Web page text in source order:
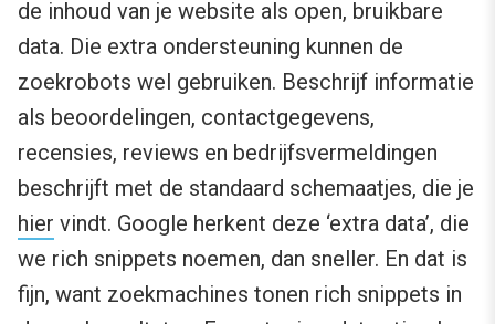
de inhoud van je website als open, bruikbare
data. Die extra ondersteuning kunnen de
zoekrobots wel gebruiken. Beschrijf informatie
als beoordelingen, contactgegevens,
recensies, reviews en bedrijfsvermeldingen
beschrijft met de standaard schemaatjes, die je
hier vindt. Google herkent deze ‘extra data’, die
we rich snippets noemen, dan sneller. En dat is
fijn, want zoekmachines tonen rich snippets in